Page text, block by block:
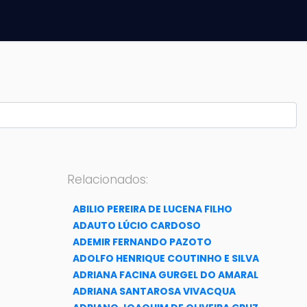
Relacionados:
ABILIO PEREIRA DE LUCENA FILHO
ADAUTO LÚCIO CARDOSO
ADEMIR FERNANDO PAZOTO
ADOLFO HENRIQUE COUTINHO E SILVA
ADRIANA FACINA GURGEL DO AMARAL
ADRIANA SANTAROSA VIVACQUA